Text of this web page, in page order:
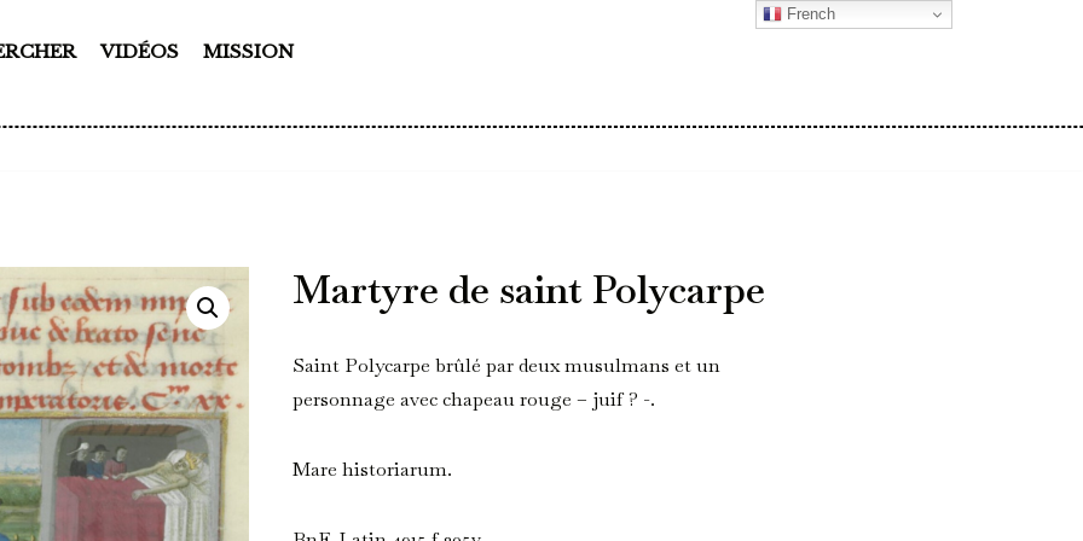
VIDÉOS MISSION
Martyre de saint Polycarpe
Saint Polycarpe brûlé par deux musulmans et un
personnage avec chapeau rouge – juif ? -.
Mare historiarum.
French